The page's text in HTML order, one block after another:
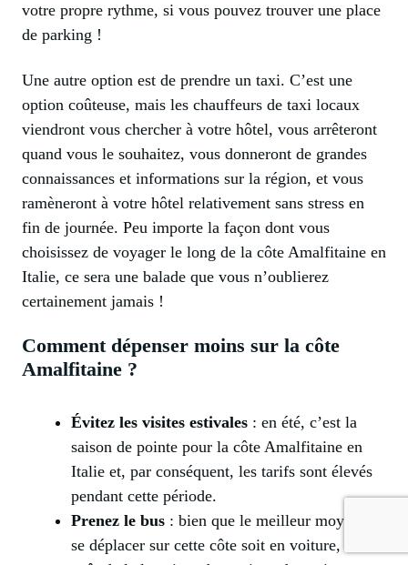
votre propre rythme, si vous pouvez trouver une place
de parking !
Une autre option est de prendre un taxi. C’est une
option coûteuse, mais les chauffeurs de taxi locaux
viendront vous chercher à votre hôtel, vous arrêteront
quand vous le souhaitez, vous donneront de grandes
connaissances et informations sur la région, et vous
ramèneront à votre hôtel relativement sans stress en
fin de journée. Peu importe la façon dont vous
choisissez de voyager le long de la côte Amalfitaine en
Italie, ce sera une balade que vous n’oublierez
certainement jamais !
Comment dépenser moins sur la côte
Amalfitaine ?
Évitez les visites estivales : en été, c’est la
saison de pointe pour la côte Amalfitaine en
Italie et, par conséquent, les tarifs sont élevés
pendant cette période.
Prenez le bus : bien que le meilleur moyen de
se déplacer sur cette côte soit en voiture, le